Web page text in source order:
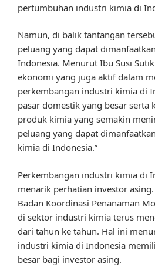
pertumbuhan industri kimia di
Namun, di balik tantangan
peluang yang dapat
Indonesia. Menurut Ibu Susi
ekonomi yang juga aktif dalam
perkembangan industri kimia di
pasar domestik yang besar serta
produk kimia yang semakin
peluang yang dapat
kimia di Indonesia.”
Perkembangan industri kimia di
menarik perhatian investor
Badan Koordinasi Penanaman
di sektor industri kimia terus
dari tahun ke tahun. Hal ini
industri kimia di Indonesia
besar bagi investor asing.